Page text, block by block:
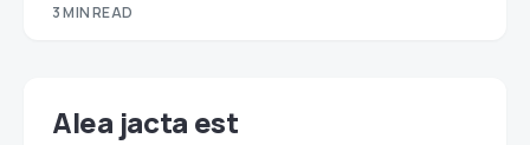
3 MIN READ
Alea jacta est